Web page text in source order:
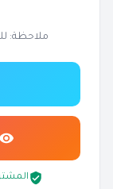
ملاحظة: لك